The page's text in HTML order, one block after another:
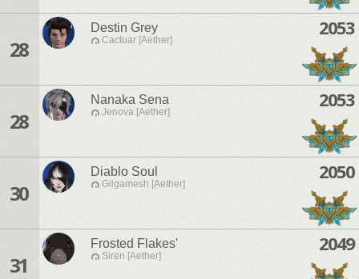
28
Destin Grey
Cactuar [Aether]
2053
28
Nanaka Sena
Jenova [Aether]
2053
30
Diablo Soul
Gilgamesh [Aether]
2050
31
Frosted Flakes'
Siren [Aether]
2049